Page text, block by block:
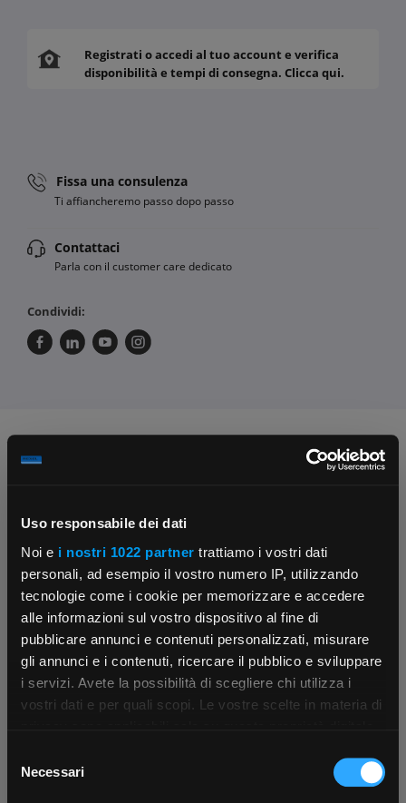
Uso responsabile dei dati
Noi e i nostri 1022 partner trattiamo i vostri dati
personali, ad esempio il vostro numero IP, utilizzando
tecnologie come i cookie per memorizzare e accedere
alle informazioni sul vostro dispositivo al fine di
pubblicare annunci e contenuti personalizzati, misurare
gli annunci e i contenuti, ricercare il pubblico e sviluppare
i servizi. Avete la possibilità di scegliere chi utilizza i
vostri dati e per quali scopi. Le vostre scelte in materia di
modificare o revocare il proprio consenso in qualsiasi
momento dalla Dichiarazione sui cookie o facendo clic
delNecessari
×
App Rexel Italia
Registrati o accedi al tuo account e verifica
disponibilità e tempi di consegna. Clicca qui.
Fissa una consulenza
Ti affiancheremo passo dopo passo
Contattaci
Parla con il customer care dedicato
Condividi:
Chiedi ai nostri tecnici
Parla con il customer care dedicato Ti affiancheremo passo dopo passo